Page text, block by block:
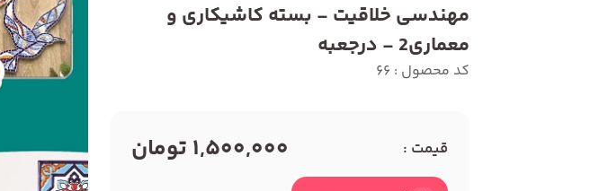
مهندسی خلاقیت - بسته کاشیکاری و
معماری2 - درجعبه
کد محصول : 66
قیمت : 1,500,000 تومان